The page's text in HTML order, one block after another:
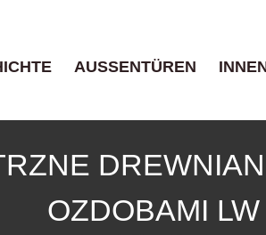
AUSSENTÜREN
OZDOBAMI